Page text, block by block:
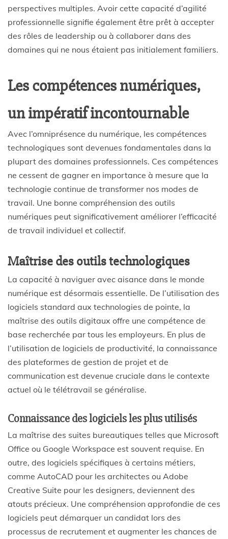
perspectives multiples. Avoir cette capacité d’agilité
professionnelle signifie également être prêt à accepter
des rôles de leadership ou à collaborer dans des
domaines qui ne nous étaient pas initialement familiers.
Les compétences numériques,
un impératif incontournable
Avec l’omniprésence du numérique, les compétences
technologiques sont devenues fondamentales dans la
plupart des domaines professionnels. Ces compétences
ne cessent de gagner en importance à mesure que la
technologie continue de transformer nos modes de
travail. Une bonne compréhension des outils
numériques peut significativement améliorer l’efficacité
de travail individuel et collectif.
Maîtrise des outils technologiques
La capacité à naviguer avec aisance dans le monde
numérique est désormais essentielle. De l’utilisation des
logiciels standard aux technologies de pointe, la
maîtrise des outils digitaux offre une compétence de
base recherchée par tous les employeurs. En plus de
l’utilisation de logiciels de productivité, la connaissance
des plateformes de gestion de projet et de
communication est devenue cruciale dans le contexte
actuel où le télétravail se généralise.
Connaissance des logiciels les plus utilisés
La maîtrise des suites bureautiques telles que Microsoft
Office ou Google Workspace est souvent requise. En
outre, des logiciels spécifiques à certains métiers,
comme AutoCAD pour les architectes ou Adobe
Creative Suite pour les designers, deviennent des
atouts précieux. Une compréhension approfondie de ces
logiciels peut démarquer un candidat lors des
processus de recrutement et augmenter les chances de